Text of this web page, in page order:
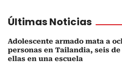
Últimas Noticias
Adolescente armado mata a
personas en Tailandia, seis de
ellas en una escuela